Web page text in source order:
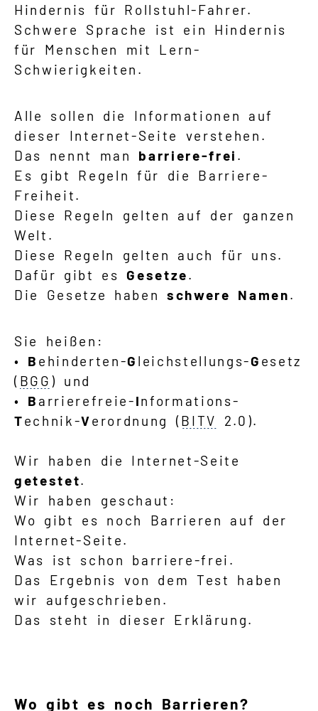
Hindernis für Rollstuhl-Fahrer.
Schwere Sprache ist ein Hindernis
für Menschen mit Lern-
Schwierigkeiten.
Alle sollen die Informationen auf
dieser Internet-Seite verstehen.
Das nennt man barriere-frei .
Es gibt Regeln für die Barriere-
Freiheit.
Diese Regeln gelten auf der ganzen
Welt.
Diese Regeln gelten auch für uns.
Dafür gibt esGesetze.
Die Gesetze haben schwere Namen.
Sie heißen:
• B ehinderten-G leichstellungs-G esetz
( BGG ) und
• B arrierefreie-Informations-
Technik-Verordnung (BITV 2.0).
Wir haben die Internet-Seite
getestet.
Wir haben geschaut:
Wo gibt es noch Barrieren auf der
Internet-Seite.
Was ist schon barriere-frei.
Das Ergebnis von dem Test haben
wir aufgeschrieben.
Das steht in dieser Erklärung.
Wo gibt es noch Barrieren?